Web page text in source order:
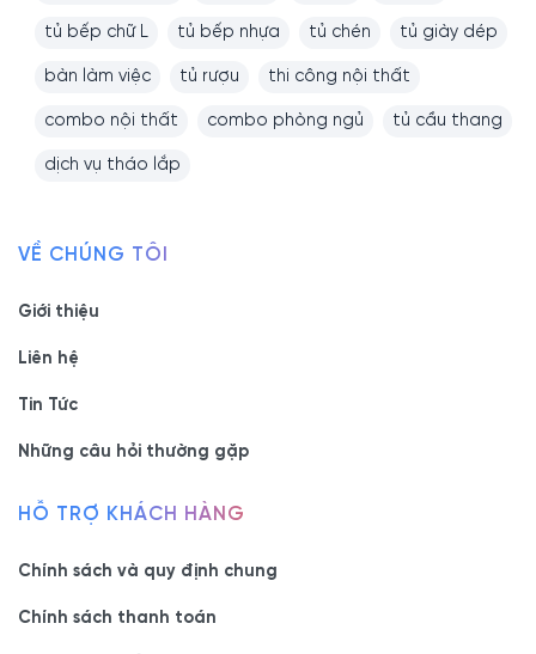
tủ bếp chữ L tủ bếp nhựa tủ chén tủ giày dép
bàn làm việc tủ rượu thi công nội thất
combo nội thất combo phòng ngủ tủ cầu thang
dịch vụ tháo lắp
VỀ CHÚNG TÔI
Giới thiệu
Liên hệ
Tin Tức
Những câu hỏi thường gặp
HỖ TRỢ KHÁCH HÀNG
Chính sách và quy định chung
Chính sách thanh toán